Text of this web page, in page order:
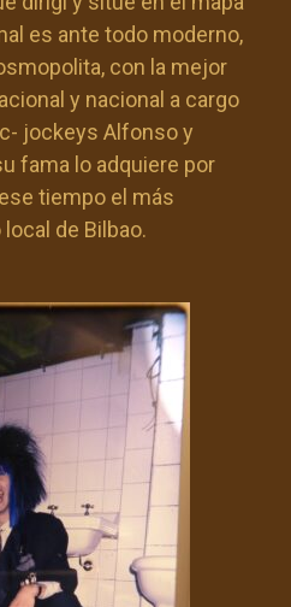
es ante todo moderno,
con la mejor
y nacional a cargo
jockeys Alfonso y
fama lo adquiere por
tiempo el más
de Bilbao.